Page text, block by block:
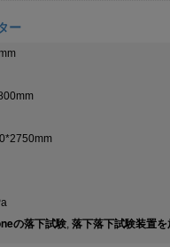
ー
の落下試験, 落下落下試験装置